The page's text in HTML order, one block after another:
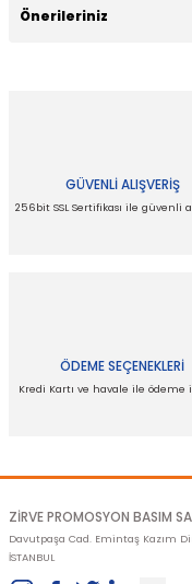
Önerileriniz
Ürün resmi
GÜVENLİ ALIŞVERİŞ
256bit SSL Sertifikası ile güvenli
ÖDEME SEÇENEKLERİ
Kredi Kartı ve havale ile ödeme
ZİRVE PROMOSYON BASIM
Davutpaşa Cad. Emintaş Kazım
İSTANBUL